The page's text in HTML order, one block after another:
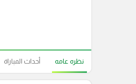
نظره عامه أحداث المباراة